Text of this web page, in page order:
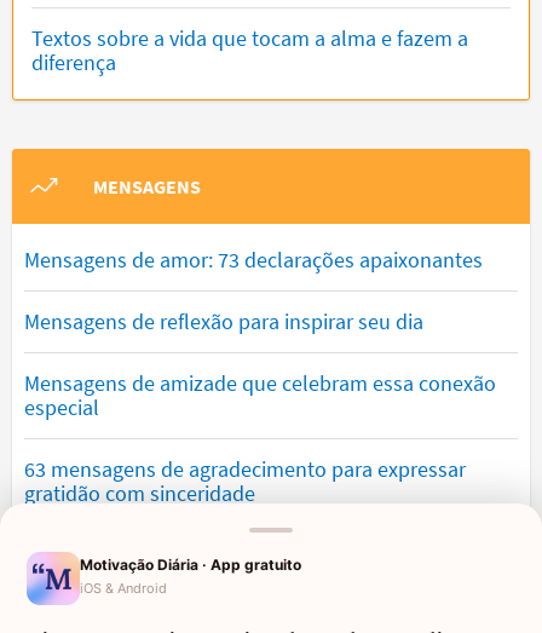
Textos sobre a vida que tocam a alma e fazem a
diferença
MENSAGENS
Mensagens de amor: 73 declarações apaixonantes
Mensagens de reflexão para inspirar seu dia
Mensagens de amizade que celebram essa conexão
especial
63 mensagens de agradecimento para expressar
gratidão com sinceridade
Mensagens de saudade que tocam o coração e
expressam falta
Motivação Diária · App gratuito
iOS & Android